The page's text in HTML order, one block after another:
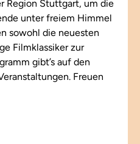
Region Stuttgart, um die
unter freiem Himmel
sowohl die neuesten
Filmklassiker zur
gibt’s auf den
Freuen